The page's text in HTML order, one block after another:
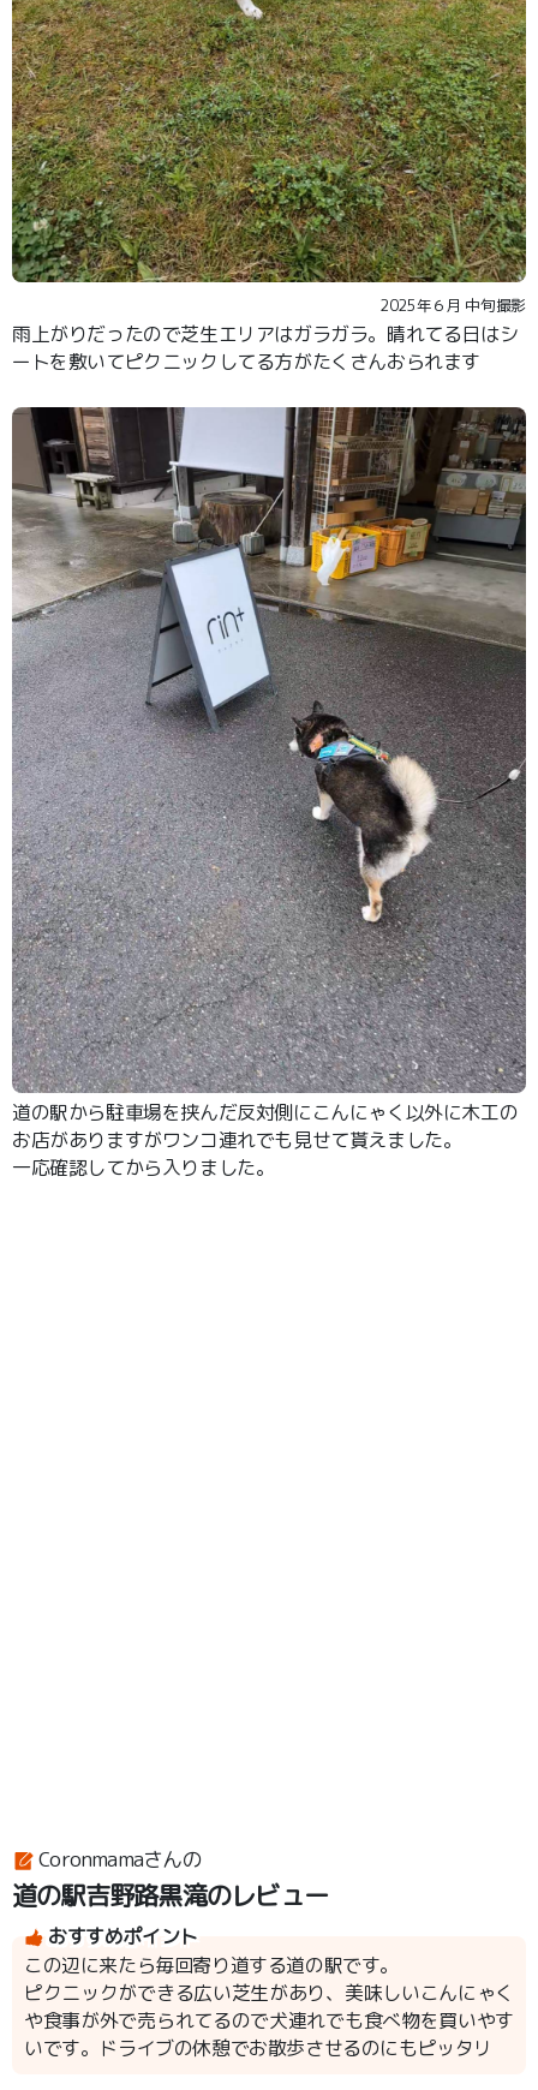
2025年６月 中旬撮影
雨上がりだったので芝生エリアはガラガラ。晴れてる日はシ
ートを敷いてピクニックしてる方がたくさんおられます
道の駅から駐車場を挟んだ反対側にこんにゃく以外に木工の
お店がありますがワンコ連れでも見せて貰えました。
一応確認してから入りました。
Coronmamaさんの
道の駅吉野路黒滝のレビュー
おすすめポイント
この辺に来たら毎回寄り道する道の駅です。
ピクニックができる広い芝生があり、美味しいこんにゃく
や食事が外で売られてるので犬連れでも食べ物を買いやす
いです。ドライブの休憩でお散歩させるのにもピッタリ